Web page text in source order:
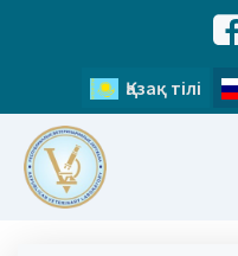
Қазақ тілі